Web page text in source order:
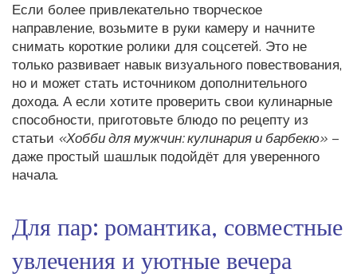
Если более привлекательно творческое
направление, возьмите в руки камеру и начните
снимать короткие ролики для соцсетей. Это не
только развивает навык визуального повествования,
но и может стать источником дополнительного
дохода. А если хотите проверить свои кулинарные
способности, приготовьте блюдо по рецепту из
статьи «Хобби для мужчин: кулинария и барбекю» –
даже простый шашлык подойдёт для уверенного
начала.
Для пар: романтика, совместные
увлечения и уютные вечера